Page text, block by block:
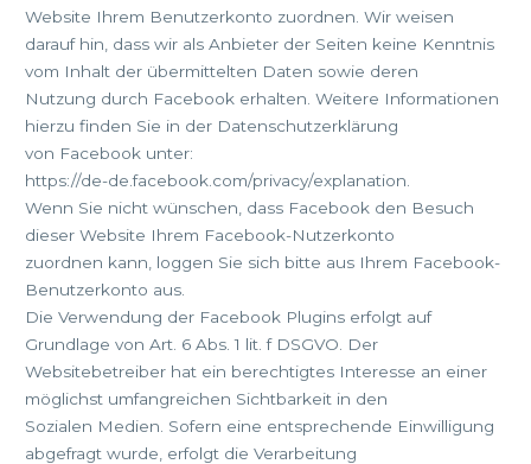
Website Ihrem Benutzerkonto zuordnen. Wir weisen
darauf hin, dass wir als Anbieter der Seiten keine Kenntnis
vom Inhalt der übermittelten Daten sowie deren
Nutzung durch Facebook erhalten. Weitere Informationen
hierzu finden Sie in der Datenschutzerklärung
von Facebook unter:
https://de-de.facebook.com/privacy/explanation.
Wenn Sie nicht wünschen, dass Facebook den Besuch
dieser Website Ihrem Facebook-Nutzerkonto
zuordnen kann, loggen Sie sich bitte aus Ihrem Facebook-
Benutzerkonto aus.
Die Verwendung der Facebook Plugins erfolgt auf
Grundlage von Art. 6 Abs. 1 lit. f DSGVO. Der
Websitebetreiber hat ein berechtigtes Interesse an einer
möglichst umfangreichen Sichtbarkeit in den
Sozialen Medien. Sofern eine entsprechende Einwilligung
abgefragt wurde, erfolgt die Verarbeitung